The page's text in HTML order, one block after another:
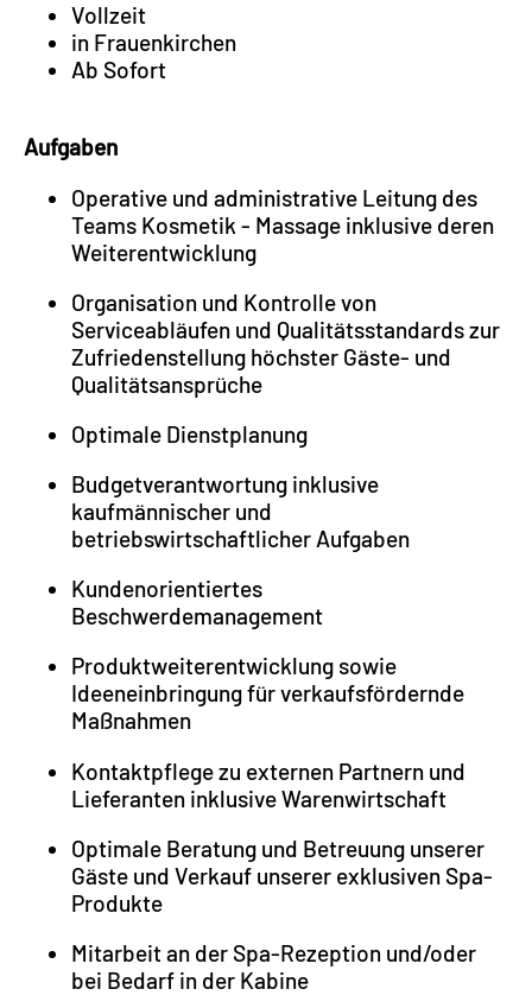
Vollzeit
in Frauenkirchen
Ab Sofort
Aufgaben
Operative und administrative Leitung des
Teams Kosmetik - Massage inklusive deren
Weiterentwicklung
Organisation und Kontrolle von
Serviceabläufen und Qualitätsstandards zur
Zufriedenstellung höchster Gäste- und
Qualitätsansprüche
Optimale Dienstplanung
Budgetverantwortung inklusive
kaufmännischer und
betriebswirtschaftlicher Aufgaben
Kundenorientiertes
Beschwerdemanagement
Produktweiterentwicklung sowie
Ideeneinbringung für verkaufsfördernde
Maßnahmen
Kontaktpflege zu externen Partnern und
Lieferanten inklusive Warenwirtschaft
Optimale Beratung und Betreuung unserer
Gäste und Verkauf unserer exklusiven Spa-
Produkte
Mitarbeit an der Spa-Rezeption und/oder
bei Bedarf in der Kabine